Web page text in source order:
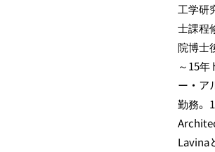
工学研
士課程
院博士
～15年
ー・ア
勤務。
Lavina